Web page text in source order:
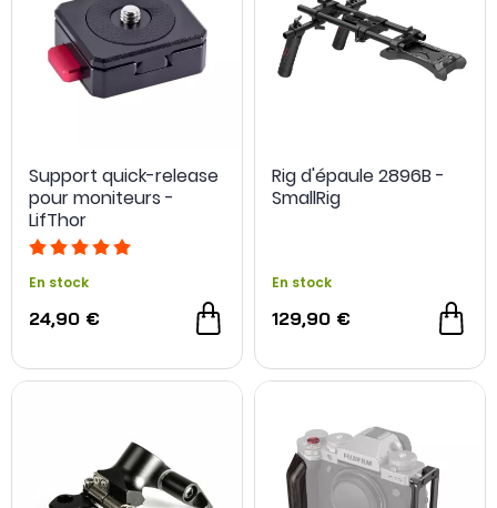
Support quick-release
pour moniteurs -
LifThor
En stock
24,90 €
Rig d'épaule 2896B -
SmallRig
En stock
129,90 €